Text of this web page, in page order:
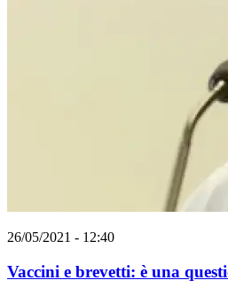
26/05/2021 - 12:40
Vaccini e brevetti: è una